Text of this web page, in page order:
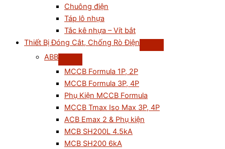
Chuông điện
Táp lô nhựa
Tắc kê nhựa – Vít bắt
Thiết Bị Đóng Cắt, Chống Rò Điện
ABB
MCCB Formula 1P, 2P
MCCB Formula 3P, 4P
Phụ Kiện MCCB Formula
MCCB Tmax Iso Max 3P, 4P
ACB Emax 2 & Phụ kiện
MCB SH200L 4.5kA
MCB SH200 6kA